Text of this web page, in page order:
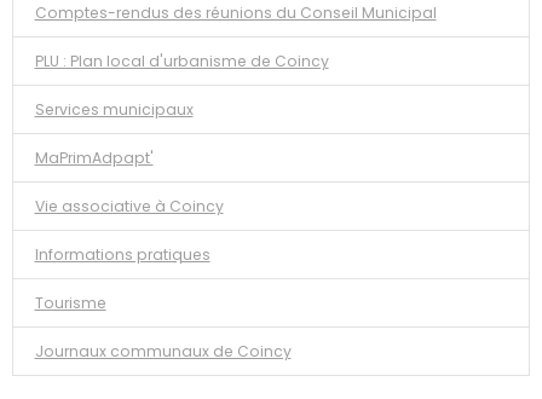
Comptes-rendus des réunions du Conseil Municipal
PLU : Plan local d'urbanisme de Coincy
Services municipaux
MaPrimAdpapt'
Vie associative à Coincy
Informations pratiques
Tourisme
Journaux communaux de Coincy